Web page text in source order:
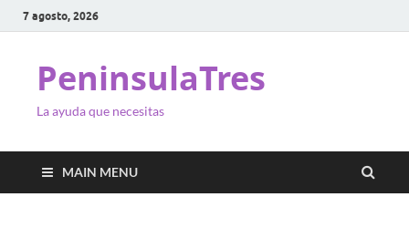
7 agosto, 2026
PeninsulaTres
La ayuda que necesitas
MAIN MENU